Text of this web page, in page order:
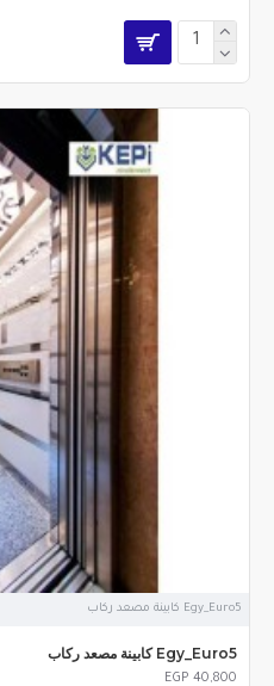
Egy_Euro5 كابينة مصعد ركاب
Egy_Euro5 كابينة مصعد ركاب
EGP 40,800